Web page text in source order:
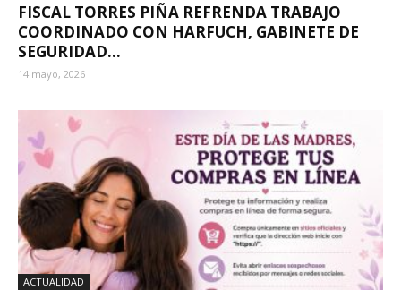
FISCAL TORRES PIÑA REFRENDA TRABAJO
COORDINADO CON HARFUCH, GABINETE DE
SEGURIDAD...
14 mayo, 2026
ACTUALIDAD